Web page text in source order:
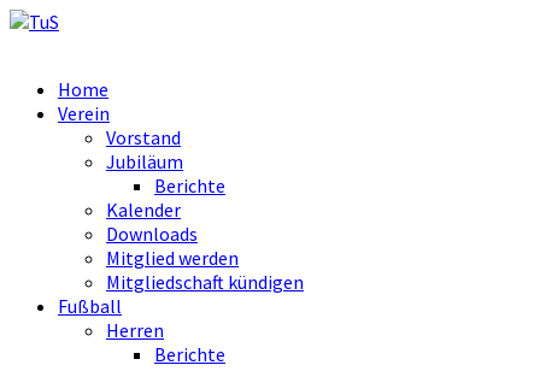
Home
Verein
Vorstand
Jubiläum
Berichte
Kalender
Downloads
Mitglied werden
Mitgliedschaft kündigen
Fußball
Herren
Berichte